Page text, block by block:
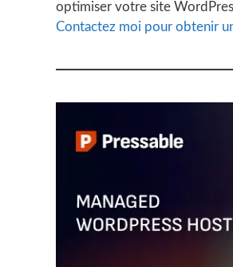
optimiser votre site
Contactez moi pour obtenir